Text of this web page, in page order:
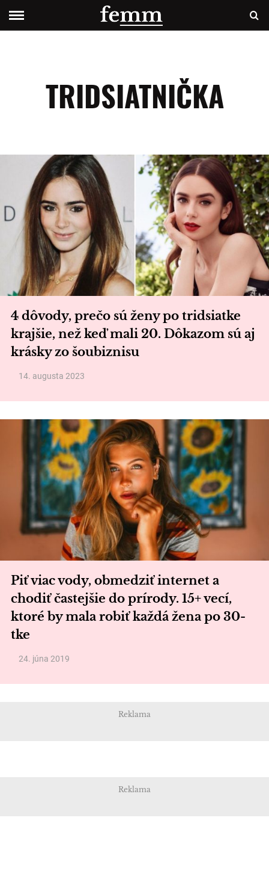
TRIDSIATNIČKA
4 dôvody, prečo sú ženy po tridsiatke
krajšie, než keď mali 20. Dôkazom sú aj
krásky zo šoubiznisu
14. augusta 2023
Piť viac vody, obmedziť internet a
chodiť častejšie do prírody. 15+ vecí,
ktoré by mala robiť každá žena po 30-
tke
24. júna 2019
Reklama
Reklama